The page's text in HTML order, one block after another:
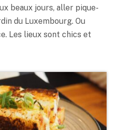
beaux jours, aller pique-
du Luxembourg. Ou
Les lieux sont chics et